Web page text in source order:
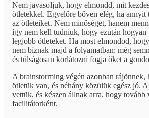
Nem javasoljuk, hogy elmondd, mit
ötletekkel. Egyelőre bőven elég, ha annyit
az ötleteiket. Nem minőséget, hanem
így nem kell tudniuk, hogy ezután hogyan
legjobb ötleteket. Ha most elmondod,
nem bíznak majd a folyamatban: még
és túlságosan korlátozni fogja őket a
A brainstorming végén azonban rájönnek,
ötletük van, és néhány közülük egész jó.
vettük, és készen állnak arra, hogy tovább
facilitátorként.